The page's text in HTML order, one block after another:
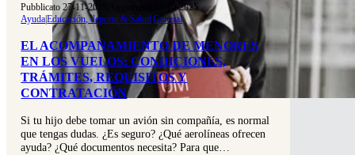
Pubblicato 27-11-2015
Aggiornato 02-10-2025
Ayuda|Educación, deporte & Salud|General
EL ACOMPAÑAMIENTO DE MENORES
EN LOS VUELOS: CONDICIONES,
TRÁMITES, REQUISITOS Y
CONTRATACIÓN
Si tu hijo debe tomar un avión sin compañía, es normal
que tengas dudas. ¿Es seguro? ¿Qué aerolíneas ofrecen
ayuda? ¿Qué documentos necesita? Para que…